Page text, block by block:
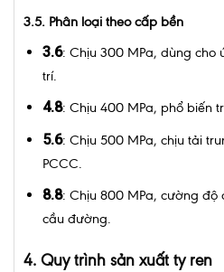
3.5. Phân loại theo cấp bền
3.6: Chịu 300 MPa, dùng cho
trí.
4.8: Chịu 400 MPa, phổ biến
5.6: Chịu 500 MPa, chịu tải
PCCC.
8.8: Chịu 800 MPa, cường độ
cầu đường.
4. Quy trình sản xuất ty ren